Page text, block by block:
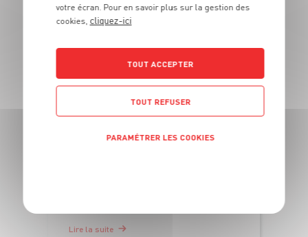
Le Pondinois : le fromage de Grand
Lire la suite
votre écran. Pour en savoir plus sur la gestion des
cookies, cliquez-ici
TOUT ACCEPTER
TOUT REFUSER
PARAMÉTRER LES COOKIES